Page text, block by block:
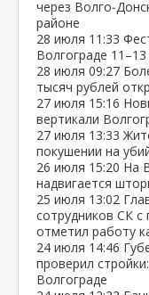
через
районе
28 июля 11:33
Волгограде
28 июля 09:27
тысяч рублей
27 июля 15:16
вертикали
27 июля 13:33
покушении на
26 июля 15:20 На
надвигается
25 июля 13:02
сотрудников СК
отметил работу
24 июля 14:46
проверил
Волгограде